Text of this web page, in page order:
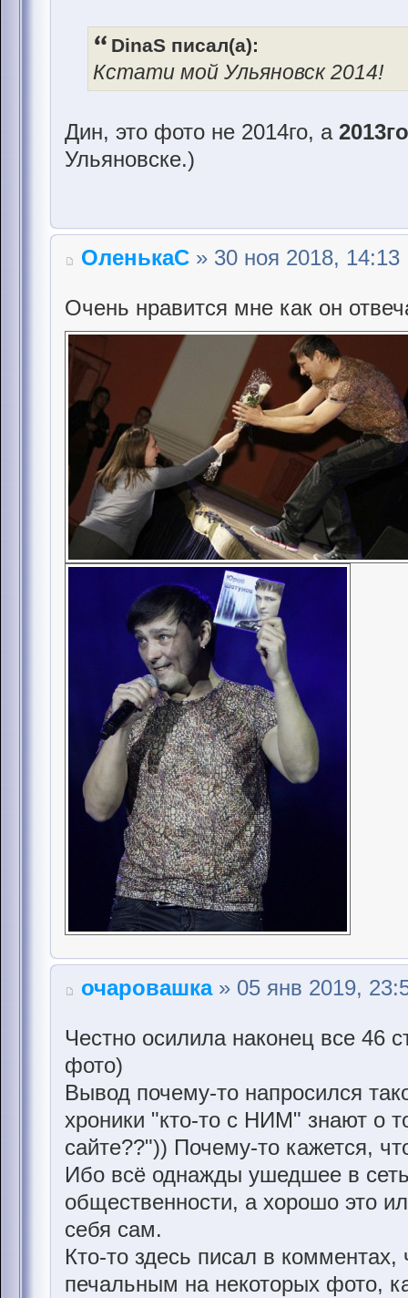
DinaS писал(а):
Кстати мой Ульяновск 2014!
Дин, это фото не 2014го, а 2013го
Ульяновске.)
ОленькаС » 30 ноя 2018, 14:13
Очень нравится мне как он
очаровашка» 05 янв 2019,
Честно осилила наконец все 46
фото)
Вывод почему-то напросился
хроники "кто-то с НИМ" знают о
сайте??")) Почему-то кажется,
Ибо всё однажды ушедшее в
общественности, а хорошо это
себя сам.
Кто-то здесь писал в
печальным на некоторых фото,